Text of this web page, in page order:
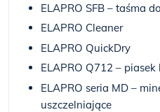
ELAPRO SFB – taśma
ELAPRO Cleaner
ELAPRO QuickDry
ELAPRO Q712 –
ELAPRO seria MD –
uszczelniające